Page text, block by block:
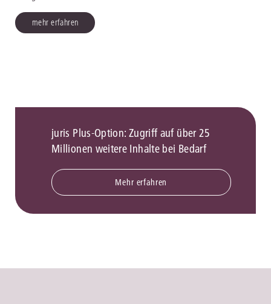
mehr erfahren
juris Plus-Option: Zugriff auf über 25
Millionen weitere Inhalte bei Bedarf
Mehr erfahren